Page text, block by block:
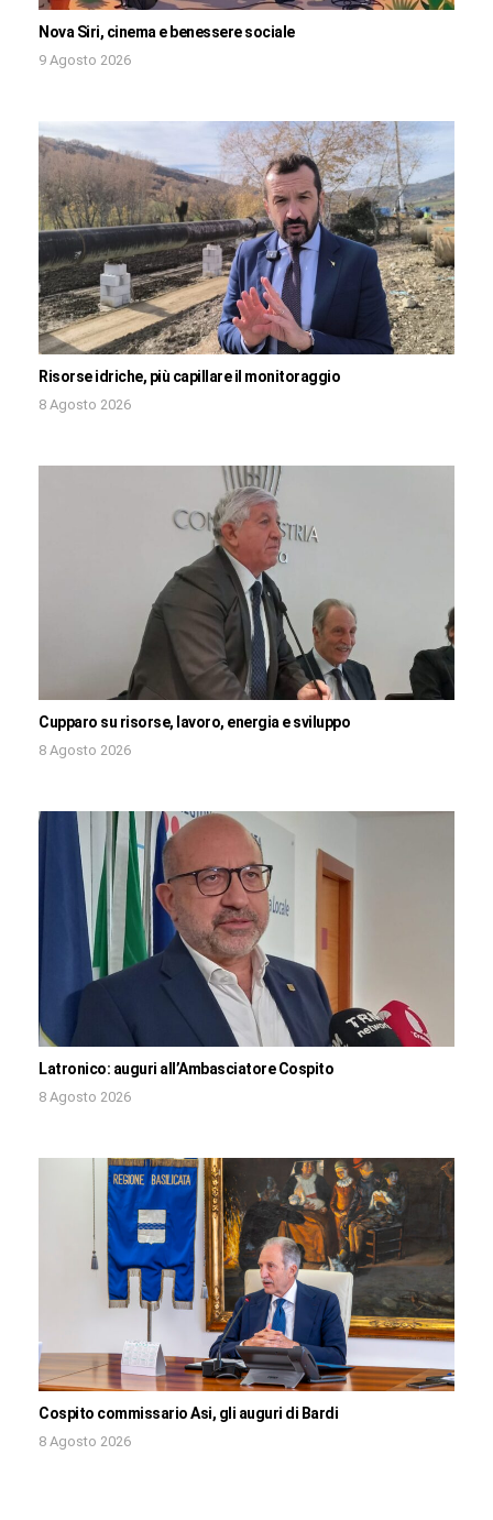
Nova Siri, cinema e benessere sociale
9 Agosto 2026
Risorse idriche, più capillare il monitoraggio
8 Agosto 2026
Cupparo su risorse, lavoro, energia e sviluppo
8 Agosto 2026
Latronico: auguri all’Ambasciatore Cospito
8 Agosto 2026
Cospito commissario Asi, gli auguri di Bardi
8 Agosto 2026